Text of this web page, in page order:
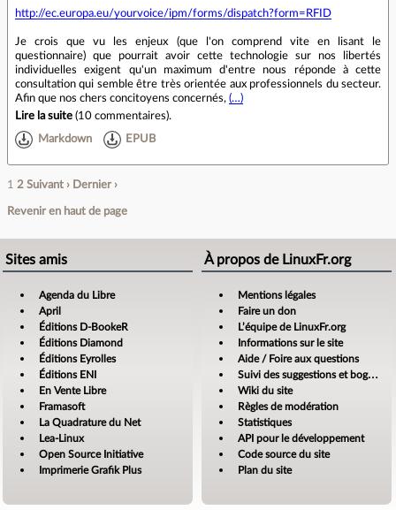
http://ec.europa.eu/yourvoice/ipm/forms/dispatch?form=RFID
Je crois que vu les enjeux (que l'on comprend vite en lisant le
questionnaire) que pourrait avoir cette technologie sur nos libertés
individuelles exigent qu'un maximum d'entre nous réponde à cette
consultation qui semble être très orientée aux professionnels du secteur.
Afin que nos chers concitoyens concernés, (…)
Lire la suite (10 commentaires).
Markdown EPUB
1 2 Suivant › Dernier ›
Revenir en haut de page
Sites amis
Agenda du Libre
April
Éditions D-BookeR
Éditions Diamond
Éditions Eyrolles
Éditions ENI
En Vente Libre
Framasoft
La Quadrature du Net
Lea-Linux
Open Source Initiative
Imprimerie Grafik Plus
À propos de LinuxFr.org
Mentions légales
Faire un don
L’équipe de LinuxFr.org
Informations sur le site
Aide / Foire aux questions
Suivi des suggestions et bogues
Wiki du site
Règles de modération
Statistiques
API pour le développement
Code source du site
Plan du site